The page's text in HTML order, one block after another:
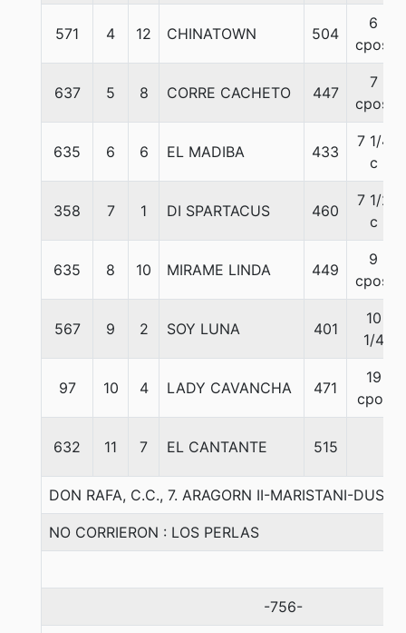
571 4 12 CHINATOWN 504
6
cpos.
637 5 8 CORRE CACHETO 447
7
cpos.
635 6 6 EL MADIBA 433
7 1/4
c
358 7 1 DI SPARTACUS 460
7 1/2
c
635 8 10 MIRAME LINDA 449
9
cpos.
567 9 2 SOY LUNA 401
10
1/4
97 10 4 LADY CAVANCHA 471
19
cpos
632 11 7 EL CANTANTE 515
DON RAFA, C.C., 7. ARAGORN II-MARISTANI-
NO CORRIERON : LOS PERLAS
-756-